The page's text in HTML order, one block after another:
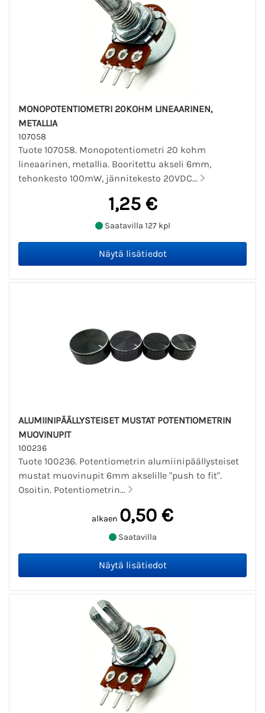
MONOPOTENTIOMETRI 20KOHM LINEAARINEN,
METALLIA
107058
Tuote 107058. Monopotentiometri 20 kohm
lineaarinen, metallia. Booritettu akseli 6mm,
tehonkesto 100mW, jännitekesto 20VDC...
1,25 €
Saatavilla 127 kpl
ALUMIINIPÄÄLLYSTEISET MUSTAT POTENTIOMETRIN
MUOVINUPIT
100236
Tuote 100236. Potentiometrin alumiinipäällysteiset
mustat muovinupit 6mm akselille "push to fit".
Osoitin. Potentiometrin...
alkaen 0,50 €
Saatavilla